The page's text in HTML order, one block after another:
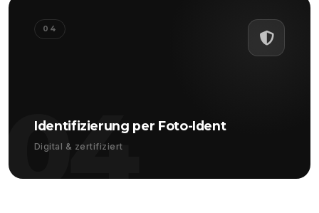
04
04
Identifizierung per Foto-Ident
Digital & zertifiziert